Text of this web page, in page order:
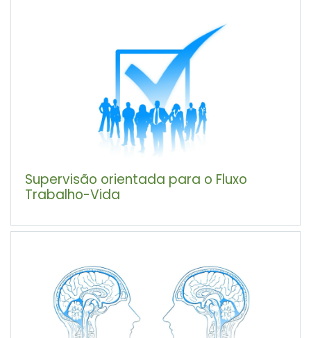
Supervisão orientada para o Fluxo
Trabalho-Vida